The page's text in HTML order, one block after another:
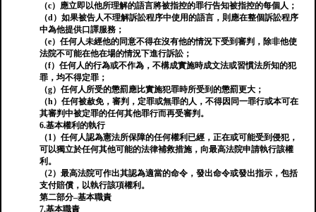
（c）應立即以他所理解的語言將被指控的罪行告知被指控的每個人；
（d）如果被告人不理解訴訟程序中使用的語言，則應在整個訴訟程序
中為他提供口譯服務；
（e）任何人未經他的同意不得在沒有他的情況下受到審判，除非他使
法院不可能在他在場的情況下進行訴訟；
（f）任何人的行為或不作為，不構成實施時成文法或習慣法所知的犯
罪，均不得定罪；
（g）任何人所受的懲罰應比實施犯罪時所受到的懲罰更大；
（h）任何被赦免，審判，定罪或無罪的人，不得因同一罪行或本可在
其審判中被定罪的任何其他罪行而再受審判。
6.基本權利的執行
（1）任何人認為憲法所保障的任何權利已經，正在或可能受到侵犯，
可以獨立於任何其他可能的法律補救措施，向最高法院申請執行該權
利。
（2）最高法院可作出其認為適當的命令，發出命令或發出指示，包括
支付賠償，以執行該項權利。
第二部分–基本職責
7.基本職責